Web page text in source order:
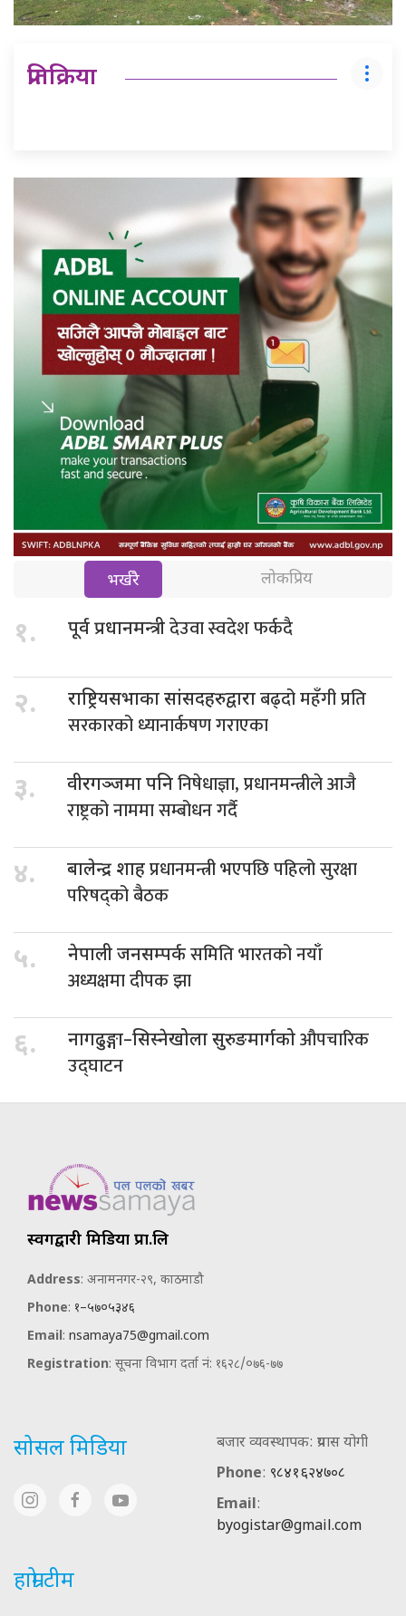
प्रतिक्रिया
भर्खरै लोकप्रिय
१. पूर्व प्रधानमन्त्रीदेउवा स्वदेश फर्कदै
२. राष्ट्रियसभाका सांसदहरुद्वाराबढ्दो महँगी प्रति
सरकारको ध्यानार्कषण गराएका
३. वीरगञ्जमा पनिनिषेधाज्ञा, प्रधानमन्त्रीले आजै
राष्ट्रको नाममा सम्बोधन गर्दै
४. बालेन्द्र शाहप्रधानमन्त्री भएपछि पहिलो सुरक्षा
परिषद्को बैठक
५. नेपाली जनसम्पर्कसमिति भारतको नयाँ
अध्यक्षमा दीपक झा
६. नागढुङ्गा–सिस्नेखोला सुरुङमार्गकोऔपचारिक
उद्घाटन
स्वर्गद्वारी मिडिया प्रा.लि
Address: अनामनगर-२९, काठमाडौ
Phone: १–५७०५३४६
Email: nsamaya75@gmail.com
Registration: सूचना विभाग दर्ता नं: १६२८/०७६-७७
सोसल मिडिया
बजार व्यवस्थापक: प्रयास योगी
Phone: ९८४१६२४७०८
Email:
byogistar@gmail.com
हाम्रो टीम